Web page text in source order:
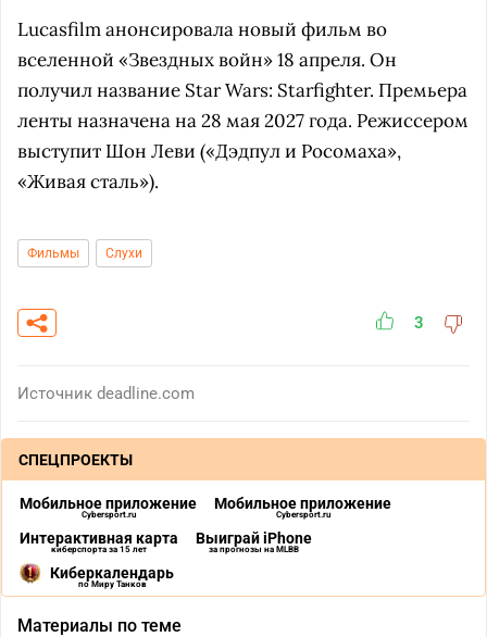
Lucasfilm анонсировала новый фильм во
вселенной «Звездных войн» 18 апреля. Он
получил название Star Wars: Starfighter. Премьера
ленты назначена на 28 мая 2027 года. Режиссером
выступит Шон Леви («Дэдпул и Росомаха»,
«Живая сталь»).
Фильмы Слухи
3
Источник deadline.com
СПЕЦПРОЕКТЫ
Мобильное приложение
Cybersport.ru
Мобильное приложение
Cybersport.ru
Интерактивная карта
киберспорта за 15 лет
Выиграй iPhone
за прогнозы на MLBB
Киберкалендарь
по Миру Танков
Материалы по теме